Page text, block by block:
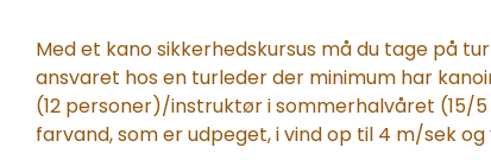
Med et kano sikkerhedskursus må du tage på
ansvaret hos en turleder der minimum har
(12 personer)/instruktør i sommerhalvåret (15/5
farvand, som er udpeget, i vind op til 4 m/sek